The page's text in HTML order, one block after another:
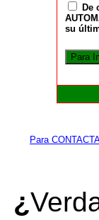
De
su
Para
¿